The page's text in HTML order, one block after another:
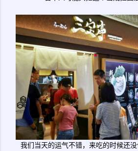
我们当天的运气不错，来吃的时候还